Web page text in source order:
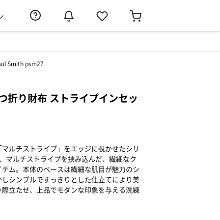
Smith psm27
折り財布 ストライプインセッ
ルチストライプ」をエッジに覗かせたシリ
マルチストライプを挟み込んだ、繊細なク
ム。本体のベースは繊細な肌目が魅力のシ
シンプルですっきりとした仕立てにより美
立たせ、上品でモダンな印象を与える洗練